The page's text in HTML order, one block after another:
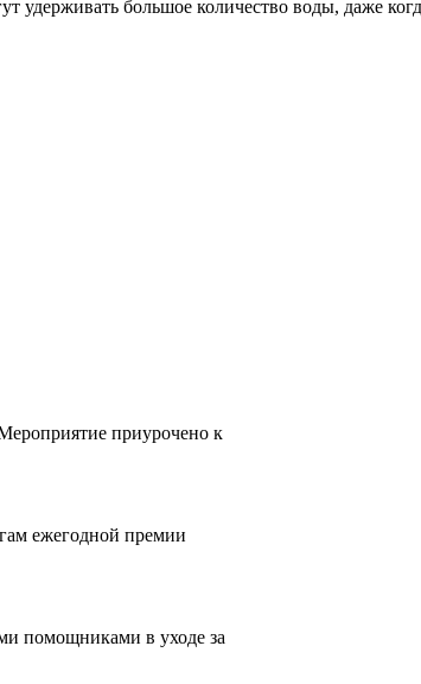
удерживать большое количество воды, даже
приурочено к
ежегодной премии
помощниками в уходе за